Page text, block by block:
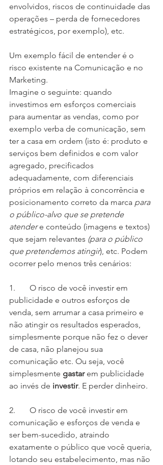
envolvidos, riscos de continuidade das
operações – perda de fornecedores
estratégicos, por exemplo), etc.
Um exemplo fácil de entender é o
risco existente na Comunicação e no
Marketing.
Imagine o seguinte: quando
investimos em esforços comerciais
para aumentar as vendas, como por
exemplo verba de comunicação, sem
ter a casa em ordem (isto é: produto e
serviços bem definidos e com valor
agregado, precificados
adequadamente, com diferenciais
próprios em relação à concorrência e
posicionamento correto da marca para
o público-alvo que se pretende
atender e conteúdo (imagens e textos)
que sejam relevantes (para o público
que pretendemos atingir), etc. Podem
ocorrer pelo menos três cenários:
1.       O risco de você investir em
publicidade e outros esforços de
venda, sem arrumar a casa primeiro e
não atingir os resultados esperados,
simplesmente porque não fez o dever
de casa, não planejou sua
comunicação etc. Ou seja, você
simplesmente gastar em publicidade
ao invés de investir. E perder dinheiro.
2.       O risco de você investir em
comunicação e esforços de venda e
ser bem-sucedido, atraindo
exatamente o público que você queria,
lotando seu estabelecimento, mas não